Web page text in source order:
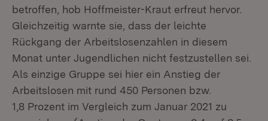
betroffen, hob Hoffmeister-Kraut erfreut hervor.
Gleichzeitig warnte sie, dass der leichte
Rückgang der Arbeitslosenzahlen in diesem
Monat unter Jugendlichen nicht festzustellen sei.
Als einzige Gruppe sei hier ein Anstieg der
Arbeitslosen mit rund 450 Personen bzw.
1,8 Prozent im Vergleich zum Januar 2021 zu